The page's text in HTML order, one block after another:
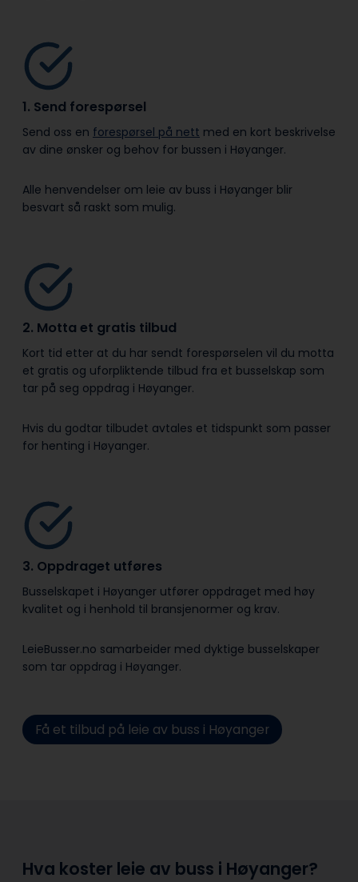
1. Send forespørsel
Send oss en forespørsel på nett med en kort beskrivelse
av dine ønsker og behov for bussen i Høyanger.
Alle henvendelser om leie av buss i Høyanger blir
besvart så raskt som mulig.
2. Motta et gratis tilbud
Kort tid etter at du har sendt forespørselen vil du motta
et gratis og uforpliktende tilbud fra et busselskap som
tar på seg oppdrag i Høyanger.
Hvis du godtar tilbudet avtales et tidspunkt som passer
for henting i Høyanger.
3. Oppdraget utføres
Busselskapet i Høyanger utfører oppdraget med høy
kvalitet og i henhold til bransje­normer og krav.
LeieBusser.no samarbeider med dyktige busselskaper
som tar oppdrag i Høyanger.
Få et tilbud på leie av buss i Høyanger
Hva koster leie av buss i Høyanger?